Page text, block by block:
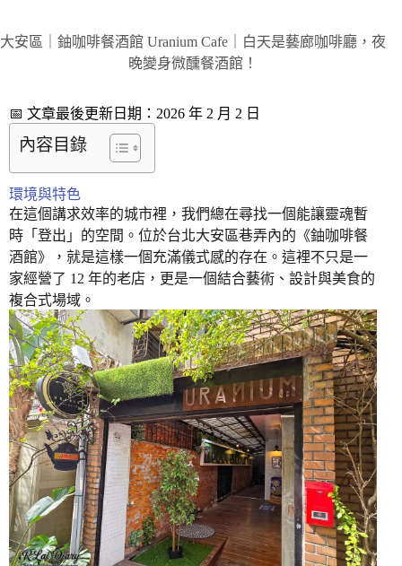
大安區｜鈾咖啡餐酒館 Uranium Cafe｜白天是藝廊咖啡廳，夜
晚變身微醺餐酒館！
📅 文章最後更新日期：2026 年 2 月 2 日
內容目錄
環境與特色
在這個講求效率的城市裡，我們總在尋找一個能讓靈魂暫
時「登出」的空間。位於台北大安區巷弄內的《鈾咖啡餐
酒館》，就是這樣一個充滿儀式感的存在。這裡不只是一
家經營了 12 年的老店，更是一個結合藝術、設計與美食的
複合式場域。